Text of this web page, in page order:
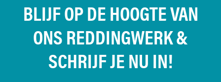
BLIJF OP DE HOOGTE VAN
ONS REDDINGWERK &
SCHRIJF JE NU IN!